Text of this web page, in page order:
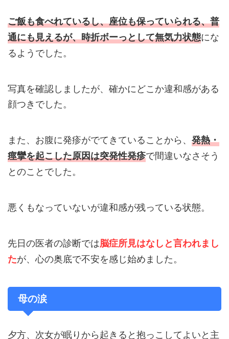
ご飯も食べれているし、座位も保っていられる、普
通にも見えるが、時折ボーっとして無気力状態にな
るようでした。
写真を確認しましたが、確かにどこか違和感がある
顔つきでした。
また、お腹に発疹がでてきていることから、 発熱・
痙攣を起こした原因は突発性発疹で間違いなさそう
とのことでした。
悪くもなっていないが違和感が残っている状態。
先日の医者の診断では脳症所見はなしと言われまし
たが、心の奥底で不安を感じ始めました。
母の涙
夕方、次女が眠りから起きると抱っこしてよいと主